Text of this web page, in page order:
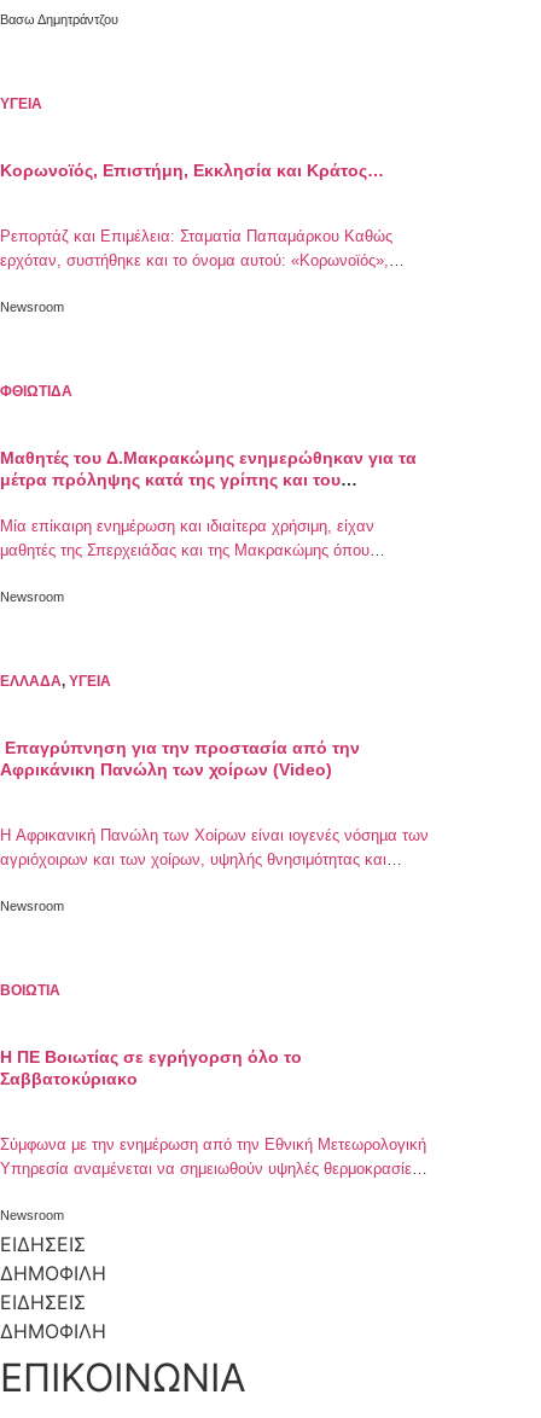
Βασω Δημητράντζου
ΥΓΕΙΑ
Κορωνοϊός, Επιστήμη, Εκκλησία και Κράτος…
Ρεπορτάζ και Επιμέλεια: Σταματία Παπαμάρκου Καθώς
ερχόταν, συστήθηκε και το όνομα αυτού: «Κορωνοϊός»,
πάλι είπαν πώς οι Κινέζοι ήταν οι πραγματικοί αίτιοι και πως
στο τραπέζι, χωρίς να είναι […]
Newsroom
ΦΘΙΩΤΙΔΑ
Μαθητές του Δ.Μακρακώμης ενημερώθηκαν για τα
μέτρα πρόληψης κατά της γρίπης και του
Μία επίκαιρη ενημέρωση και ιδιαίτερα χρήσιμη, είχαν
μαθητές της Σπερχειάδας και της Μακρακώμης όπου
λαμβάνονται για τον ιό της γρίπης και του κορωνοοϊού.
Λυδίας Ρήγα, οι μαθητές των σχολείων της Σπερχειάδας και
Newsroom
ΕΛΛΑΔΑ, ΥΓΕΙΑ
Επαγρύπνηση για την προστασία από την
Αφρικάνικη Πανώλη των χοίρων (Video)
Η Αφρικανική Πανώλη των Χοίρων είναι ιογενές νόσηµα των
αγριόχοιρων και των χοίρων, υψηλής θνησιμότητας και
του ιού στο περιβάλλον. Οι αγριόχοιροι παίζουν κυρίαρχο
είναι ιδιαίτερα δύσκολη και κατά συνέπεια […]
Newsroom
ΒΟΙΩΤΙΑ
Η ΠΕ Βοιωτίας σε εγρήγορση όλο το
Σαββατοκύριακο
Σύμφωνα με την ενημέρωση από την Εθνική Μετεωρολογική
Υπηρεσία αναμένεται να σημειωθούν υψηλές θερμοκρασίες
03/08/2019, και θα επηρεάσουν και την ευρύτερη περιοχή της
Π.Ε. Βοιωτίας. Πιο αναλυτικά : α. Σήμερα Παρασκευή (02-8-
2019) η θερμοκρασία θα φτάσει στην ηπειρωτική Ελλάδα
Newsroom
ΕΙΔΗΣΕΙΣ
ΔΗΜΟΦΙΛΗ
ΕΙΔΗΣΕΙΣ
ΔΗΜΟΦΙΛΗ
ΕΠΙΚΟΙΝΩΝΙΑ